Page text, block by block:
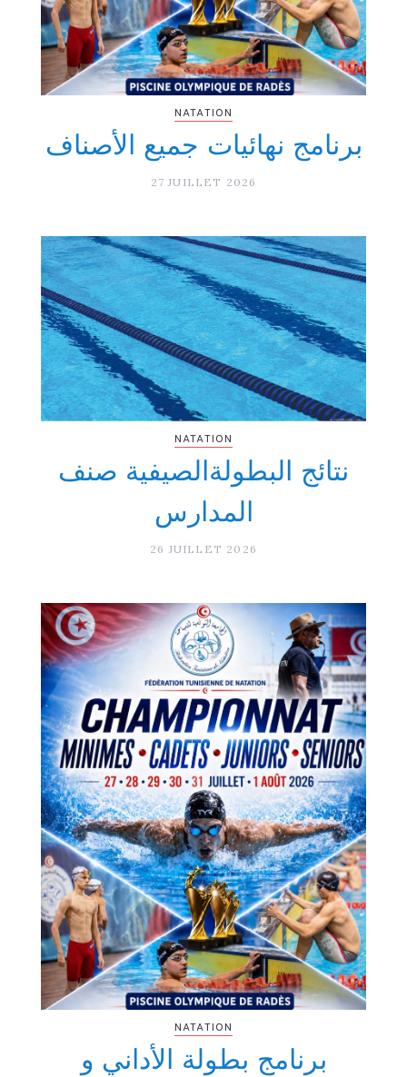
NATATION
برنامج نهائيات جميع الأصناف
27 JUILLET 2026
NATATION
نتائج البطولةالصيفية صنف
المدارس
26 JUILLET 2026
NATATION
برنامج بطولة الأداني و